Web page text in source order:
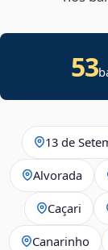
53
13 de
Alvorada
Caçari
Canarinho